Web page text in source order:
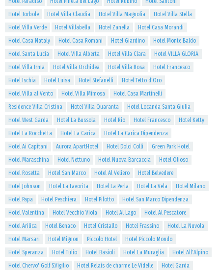
Hotel Torbole
Hotel Villa Claudia Hotel Villa Magnolia
Hotel Villa Stella
Hotel Villa Verde
Hotel Villabella Hotel Zanella
Hotel Casa Morandi
Hotel Casa Nataly
Hotel Casa Romani Hotel Giardino
Hotel Monte Baldo
Hotel Santa Lucia
Hotel Villa Alberta Hotel Villa Clara
Hotel VILLA GLORIA
Hotel Villa Irma
Hotel Villa Orchidea Hotel Villa Rosa
Hotel Francesco
Hotel Ischia
Hotel Luisa Hotel Stefanelli
Hotel Tetto d'Oro
Hotel Villa al Vento
Hotel Villa Mimosa
Hotel Casa Martinelli
Residence Villa Cristina
Hotel Villa Quaranta
Hotel Locanda Santa Giulia
Hotel West Garda
Hotel La Bussola Hotel Rio Hotel Francesco
Hotel Ketty
Hotel La Rocchetta
Hotel La Carica
Hotel La Carica Dipendenza
Hotel Ai Capitani
Aurora ApartHotel Hotel Dolci Colli
Green Park Hotel
Hotel Maraschina
Hotel Nettuno Hotel Nuova Barcaccia
Hotel Olioso
Hotel Rosetta
Hotel San Marco Hotel Al Veliero
Hotel Belvedere
Hotel Johnson
Hotel La Favorita Hotel La Perla Hotel La Vela
Hotel Milano
Hotel Papa
Hotel Peschiera Hotel Pilotto
Hotel San Marco Dipendenza
Hotel Valentina
Hotel Vecchio Viola Hotel Al Lago
Hotel Al Pescatore
Hotel Arilica
Hotel Benaco Hotel Cristallo Hotel Frassino
Hotel La Nuvola
Hotel Marsari
Hotel Mignon Piccolo Hotel
Hotel Piccolo Mondo
Hotel Speranza
Hotel Tulio Hotel Basioli Hotel La Muraglia
Hotel All'Alpino
Hotel Chervo' Golf S.Vigilio
Hotel Relais de charme Le Videlle
Hotel Garda